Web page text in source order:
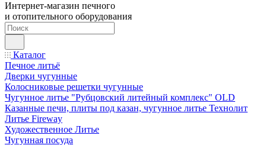
Интернет-магазин печного
и отопительного оборудования
Каталог
Печное литьё
Дверки чугунные
Колосниковые решетки чугунные
Чугунное литье "Рубцовский литейный комплекс" OLD
Казанные печи, плиты под казан, чугунное литье Технолит
Литье Fireway
Художественное Литье
Чугунная посуда